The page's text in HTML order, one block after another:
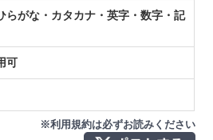
らがな・カタカナ・英字・数字・記
可
※利用規約は必ずお読みください